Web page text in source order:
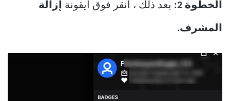
الخطوة 2: بعد ذلك ، انقر فوق أيقونة إزالة
المشرف.